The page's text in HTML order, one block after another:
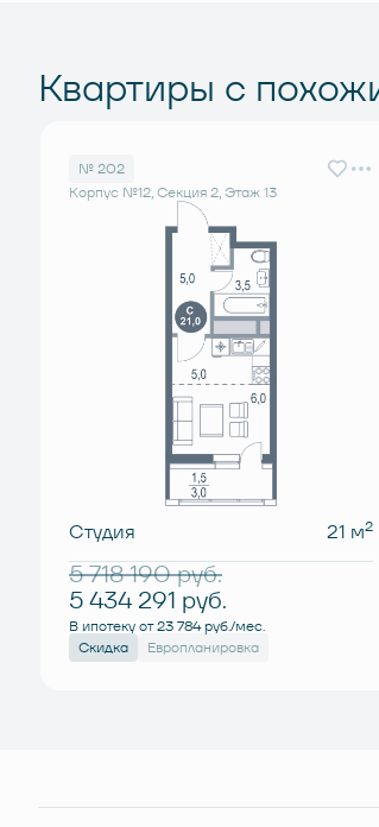
Квартиры с
№ 202
Корпус №12, Секция 2, Этаж 13
Студия 21 м2
5 718 190руб.
5 434 291 руб.
В ипотеку от 23 784 руб./мес.
Скидка
Европланировка